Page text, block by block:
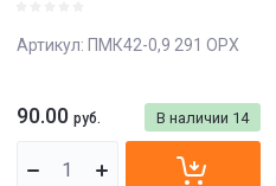
Артикул: ПМК42-0,9 291 ОРХ
В наличии 14
90.00 руб.